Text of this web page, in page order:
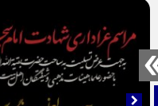
صفحه نخست